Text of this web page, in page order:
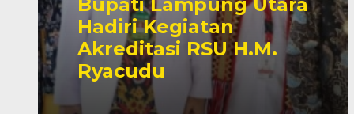
Hadiri Kegiatan
Akreditasi RSU H.M.
Ryacudu